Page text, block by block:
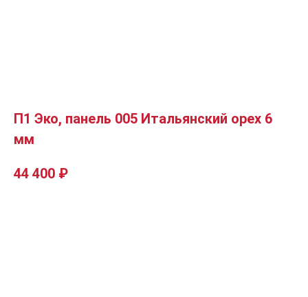
П1 Эко, панель 005 Итальянский орех 6
мм
44 400 ₽